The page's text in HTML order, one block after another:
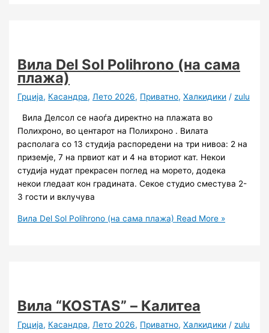
Вила Del Sol Polihrono (на сама
плажа)
Грција, Касандра,Лето 2026, Приватно,Халкидики /zulu
Вила Делсол се наоѓа директно на плажата во
Полихроно, во центарот на Полихроно . Вилата
располага со 13 студија распоредени на три нивоа: 2 на
приземје, 7 на првиот кат и 4 на вториот кат. Некои
студија нудат прекрасен поглед на морето, додека
некои гледаат кон градината. Секое студио сместува 2-
3 гости и вклучува
Вила Del Sol Polihrono (на сама плажа) Read More »
Вила “KOSTAS” – Калитеа
Грција, Касандра,Лето 2026, Приватно,Халкидики /zulu